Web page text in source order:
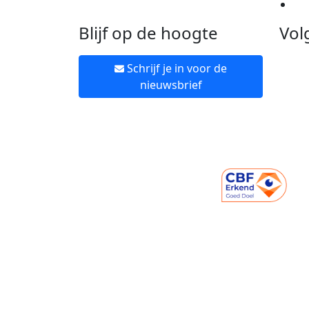
Blijf op de hoogte
Schrijf je in voor de
nieuwsbrief